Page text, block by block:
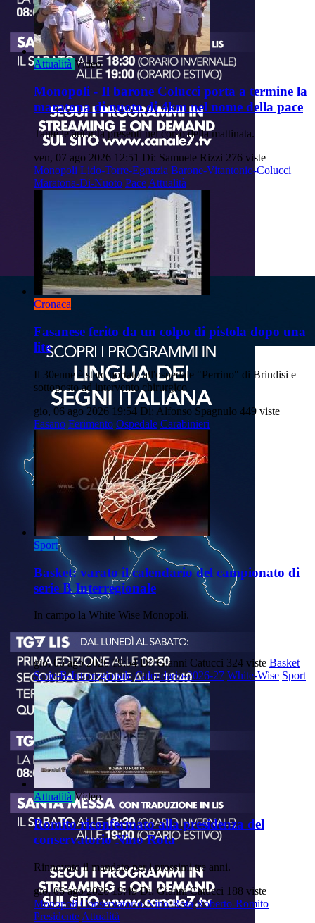
Attualità Video
Monopoli - Il barone Colucci porta a termine la
maratona di nuoto di 4km nel nome della pace
Tante le autorità presenti nel corso della mattinata.
ven, 07 ago 2026 12:51 Di: Samuele Rizzi 276 viste
Monopoli Lido-Torre-Egnazia Barone-Vitantonio-Colucci
Maratona-Di-Nuoto PaceAttualità
Cronaca
Fasanese ferito da un colpo di pistola dopo una
lite
Il 30enne è stato portato all'ospedale "Perrino" di Brindisi e
sottoposto ad intervento chirurgico
gio, 06 ago 2026 19:54 Di: Alfonso Spagnulo 449 viste
Fasano Ferimento Ospedale Carabinieri
Sport
Basket: varato il calendario del campionato di
serie B Interregionale
In campo la White Wise Monopoli.
gio, 06 ago 2026 19:54 Di: Gianni Catucci 324 viste Basket
Serie-B-Interregionale Calendario-2026-27 White-Wise Sport
Attualità Video
Romito riconfermato alla presidenza del
conservatorio Nino Rota
Rinnovato il mandato per i prossimi tre anni.
gio, 06 ago 2026 19:49 Di: Gianni Catucci 188 viste
Monopoli Conservatorio-Nino-Rota Roberto-Romito
Presidente Attualità